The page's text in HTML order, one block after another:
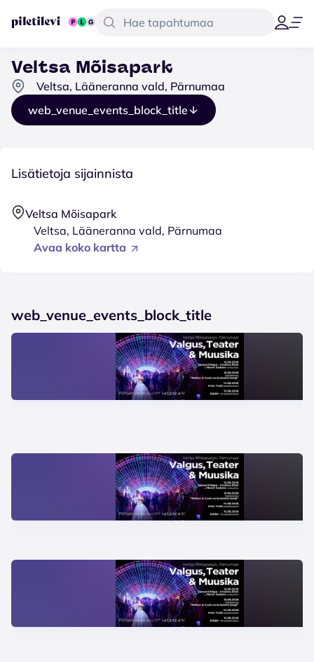
Veltsa Mõisapark
Veltsa, Lääneranna vald, Pärnumaa
web_venue_events_block_title
Lisätietoja sijainnista
Veltsa Mõisapark
Veltsa, Lääneranna vald, Pärnumaa
Avaa koko kartta
web_venue_events_block_title